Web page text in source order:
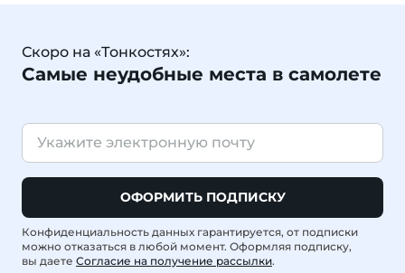
Скоро на «Тонкостях»:
Самые неудобные места в самолете
ОФОРМИТЬ ПОДПИСКУ
Конфиденциальность данных гарантируется, от подписки
можно отказаться в любой момент. Оформляя подписку,
вы даете Согласие на получение рассылки.